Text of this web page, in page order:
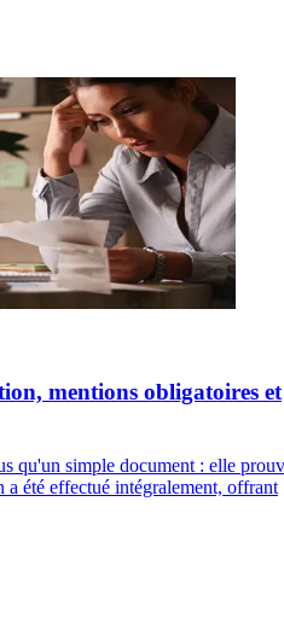
mentions obligatoires et
qu'un simple document : elle
a été effectué intégralement, offrant